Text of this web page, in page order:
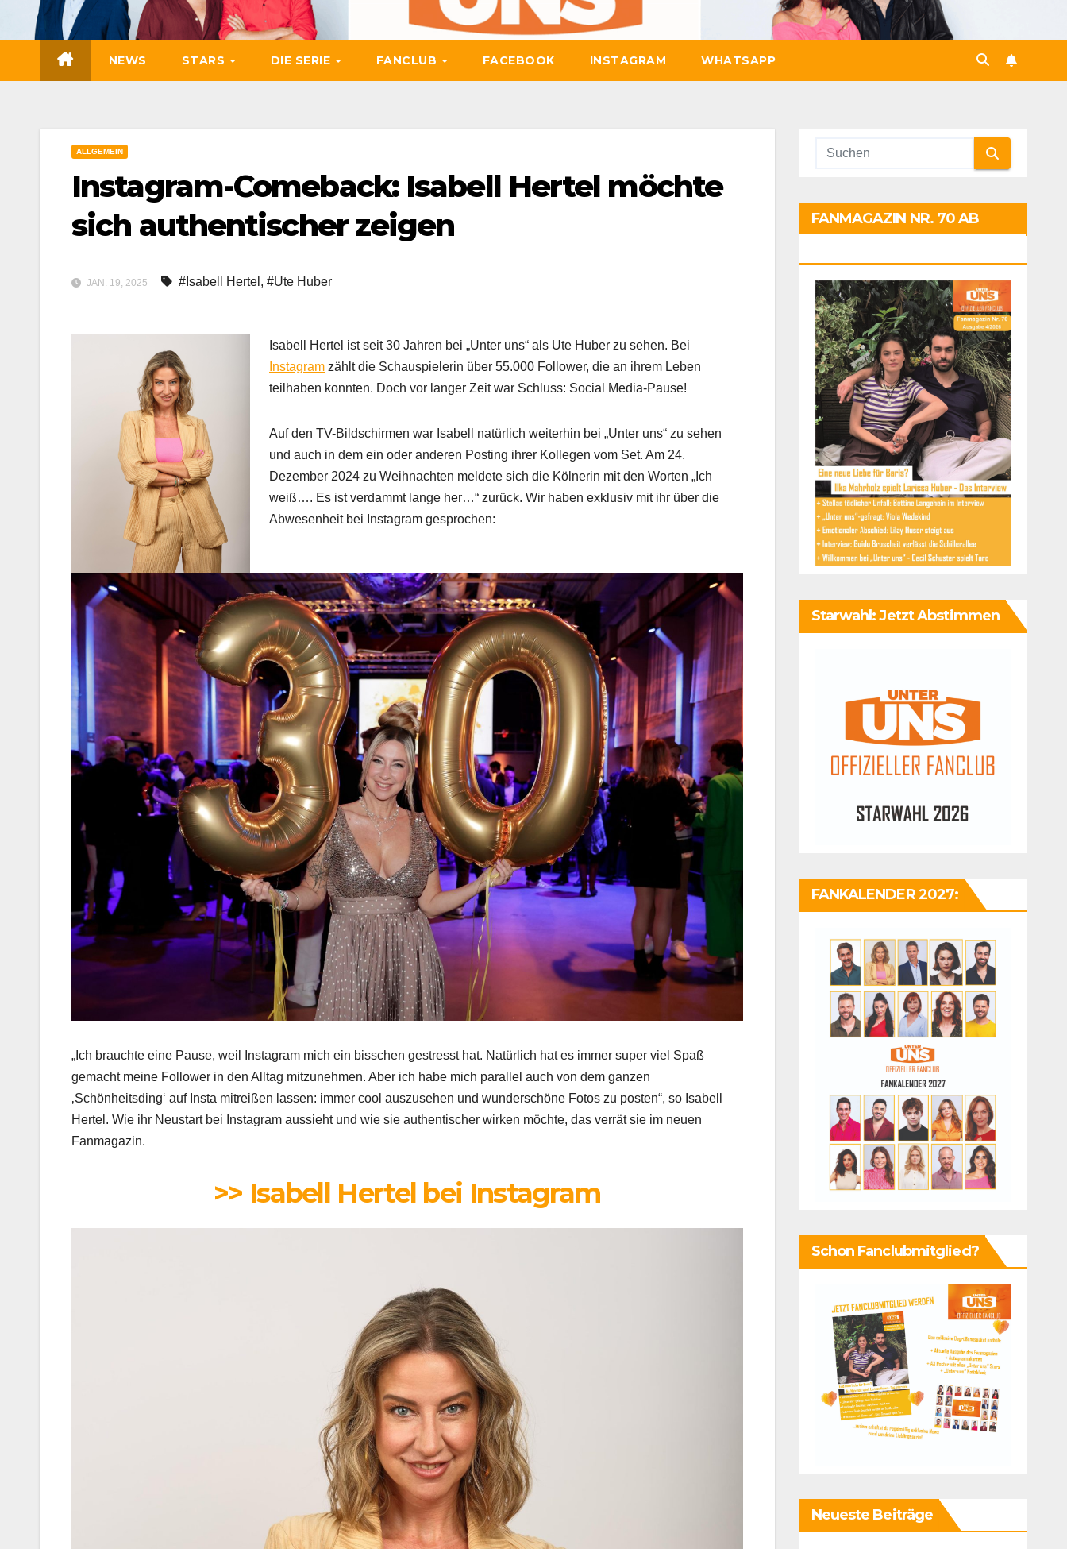
NEWS STARS DIE SERIE FANCLUB FACEBOOK INSTAGRAM WHATSAPP
ALLGEMEIN
Instagram-Comeback: Isabell Hertel möchte
sich authentischer zeigen
JAN. 19, 2025 #Isabell Hertel , #Ute Huber
Isabell Hertel ist seit 30 Jahren bei „Unter uns“ als Ute Huber zu sehen. Bei
Instagram zählt die Schauspielerin über 55.000 Follower, die an ihrem Leben
teilhaben konnten. Doch vor langer Zeit war Schluss: Social Media-Pause!
Auf den TV-Bildschirmen war Isabell natürlich weiterhin bei „Unter uns“ zu sehen
und auch in dem ein oder anderen Posting ihrer Kollegen vom Set. Am 24.
Dezember 2024 zu Weihnachten meldete sich die Kölnerin mit den Worten „Ich
weiß…. Es ist verdammt lange her…“ zurück. Wir haben exklusiv mit ihr über die
Abwesenheit bei Instagram gesprochen:
„Ich brauchte eine Pause, weil Instagram mich ein bisschen gestresst hat. Natürlich hat es immer super viel Spaß
gemacht meine Follower in den Alltag mitzunehmen. Aber ich habe mich parallel auch von dem ganzen
‚Schönheitsding‘ auf Insta mitreißen lassen: immer cool auszusehen und wunderschöne Fotos zu posten“, so Isabell
Hertel. Wie ihr Neustart bei Instagram aussieht und wie sie authentischer wirken möchte, das verrät sie im neuen
Fanmagazin.
>> Isabell Hertel bei Instagram
FANMAGAZIN NR. 70 AB
Starwahl: Jetzt Abstimmen
FANKALENDER 2027:
Schon Fanclubmitglied?
Neueste Beiträge